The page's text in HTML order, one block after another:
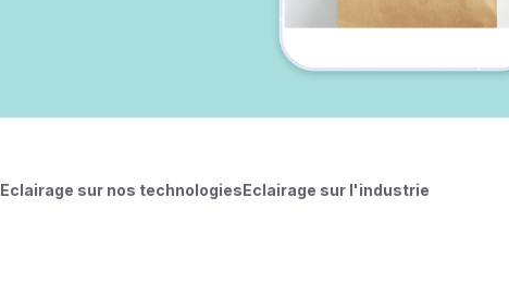
Eclairage sur nos technologiesEclairage sur l'industrie